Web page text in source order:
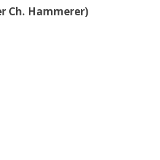
Ch. Hammerer)